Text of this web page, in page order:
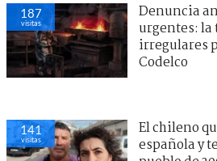
187
visitas
Denuncia
urgentes: la
irregulares
Codelco
141
visitas
El chileno
española y